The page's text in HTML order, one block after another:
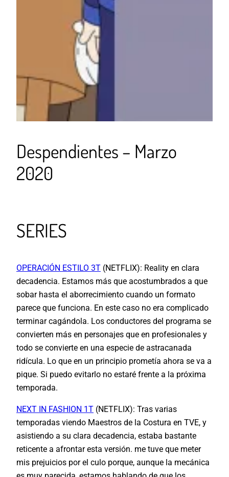
Despendientes – Marzo
2020
SERIES
OPERACIÓN ESTILO 3T (NETFLIX): Reality en clara
decadencia. Estamos más que acostumbrados a que
sobar hasta el aborrecimiento cuando un formato
parece que funciona. En este caso no era complicado
terminar cagándola. Los conductores del programa se
convierten más en personajes que en profesionales y
todo se convierte en una especie de astracanada
ridícula. Lo que en un principio prometía ahora se va a
pique. Si puedo evitarlo no estaré frente a la próxima
temporada.
NEXT IN FASHION 1T (NETFLIX): Tras varias
temporadas viendo Maestros de la Costura en TVE, y
asistiendo a su clara decadencia, estaba bastante
reticente a afrontar esta versión. me tuve que meter
mis prejuicios por el culo porque, aunque la mecánica